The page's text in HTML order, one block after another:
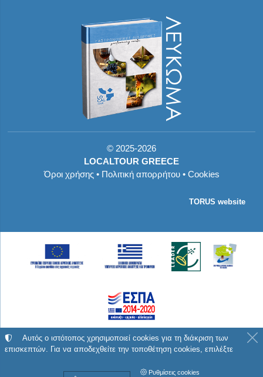
© 2025-2026
LOCALTOUR GREECE
Όροι χρήσης• Πολιτική απορρήτου• Cookies
TORUS website
Με τη συγχρηματοδότηση της Ελλάδας και της
Ευρωπαϊκής Ένωσης
Αυτός ο ιστότοπος χρησιμοποιεί cookies για τη διάκριση των
επισκεπτών. Για να αποδεχθείτε την τοποθέτηση cookies, επιλέξτε
Ρυθμίσεις cookies